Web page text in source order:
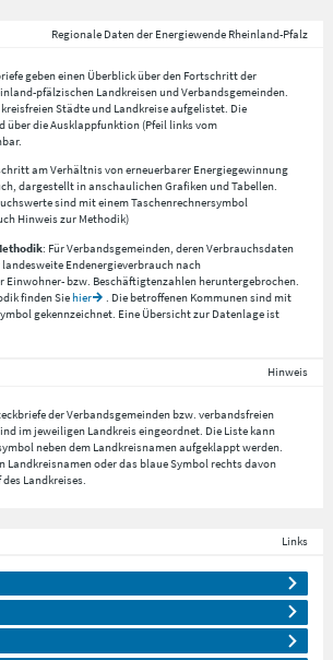
Regionale Daten der Energiewende Rheinland-Pfalz
geben einen Überblick über den Fortschritt der
pfälzischen Landkreisen und Verbandsgemeinden.
Städte und Landkreise aufgelistet. Die
über die Ausklappfunktion (Pfeil links vom
am Verhältnis von erneuerbarer Energiegewinnung
dargestellt in anschaulichen Grafiken und Tabellen.
sind mit einem Taschenrechnersymbol
Hinweis zur Methodik)
: Für Verbandsgemeinden, deren Verbrauchsdaten
Endenergieverbrauch nach
Einwohner- bzw. Beschäftigtenzahlen heruntergebrochen.
finden Siehier
. Die betroffenen Kommunen sind mit
gekennzeichnet. Eine Übersicht zur Datenlage ist
Hinweis
der Verbandsgemeinden bzw. verbandsfreien
im jeweiligen Landkreis eingeordnet. Die Liste kann
neben dem Landkreisnamen aufgeklappt werden.
Landkreisnamen oder das blaue Symbol rechts davon
Landkreises.
Links